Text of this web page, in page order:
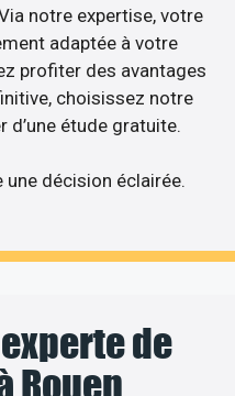
notre expertise, votre
adaptée à votre
profiter des avantages
choisissez notre
d’une étude gratuite.
une décision éclairée.
de
Rouen